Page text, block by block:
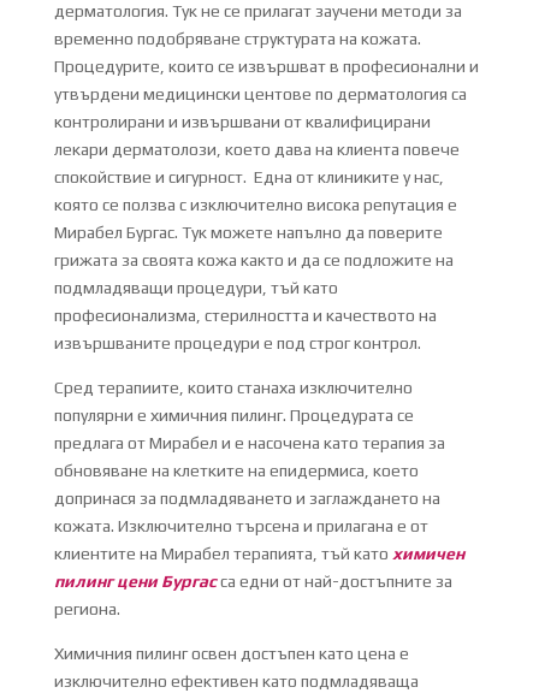
дерматология. Тук не се прилагат заучени методи за
временно подобряване структурата на кожата.
Процедурите, които се извършват в професионални и
утвърдени медицински центове по дерматология са
контролирани и извършвани от квалифицирани
лекари дерматолози, което дава на клиента повече
спокойствие и сигурност. Една от клиниките у нас,
която се ползва с изключително висока репутация е
Мирабел Бургас. Тук можете напълно да поверите
грижата за своята кожа както и да се подложите на
подмладяващи процедури, тъй като
професионализма, стерилността и качеството на
извършваните процедури е под строг контрол.
Сред терапиите, които станаха изключително
популярни е химичния пилинг. Процедурата се
предлага от Мирабел и е насочена като терапия за
обновяване на клетките на епидермиса, което
допринася за подмладяването и заглаждането на
кожата. Изключително търсена и прилагана е от
клиентите на Мирабел терапията, тъй като химичен
пилинг цени Бургасса едни от най-достъпните за
региона.
Химичния пилинг освен достъпен като цена е
изключително ефективен като подмладяваща